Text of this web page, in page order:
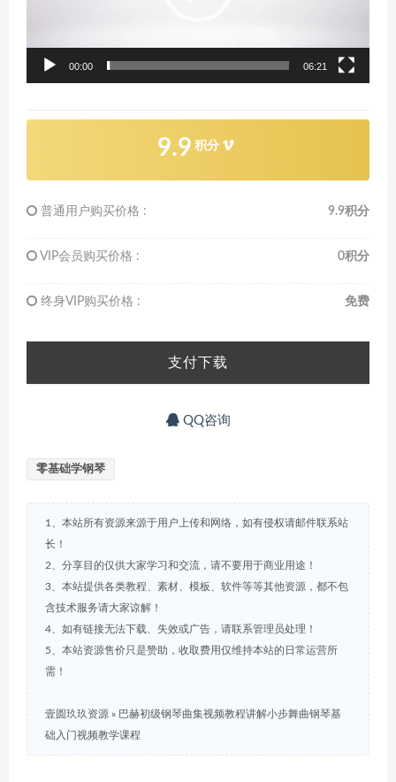
00:00 06:21
9.9 积分
普通用户购买价格 : 9.9积分
VIP会员购买价格 : 0积分
终身VIP购买价格 : 免费
支付下载
QQ咨询
零基础学钢琴
1、本站所有资源来源于用户上传和网络，如有侵权请邮件联系站
长！
2、分享目的仅供大家学习和交流，请不要用于商业用途！
3、本站提供各类教程、素材、模板、软件等等其他资源，都不包
含技术服务请大家谅解！
4、如有链接无法下载、失效或广告，请联系管理员处理！
5、本站资源售价只是赞助，收取费用仅维持本站的日常运营所
需！
壹圆玖玖资源 » 巴赫初级钢琴曲集视频教程讲解小步舞曲钢琴基
础入门视频教学课程